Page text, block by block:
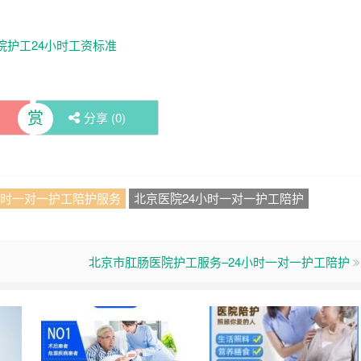
赏 分享 (0)
一对一护工陪护服务 北京医院24小时一对一护工陪护
北京市肛肠医院护工服务–24小时一对一护工陪护